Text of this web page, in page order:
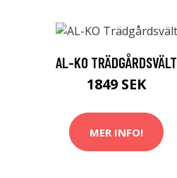
AL-KO TRÄDGÅRDSVÄLT
1849 SEK
MER INFO!